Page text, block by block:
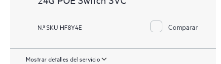
N.º SKU HF8Y4E Comparar
Mostrar detalles del servicio